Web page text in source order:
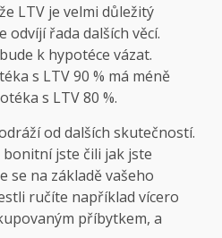
LTV je velmi důležitý
řada dalších věcí.
k hypotéce vázat.
s LTV 90 % má méně
s LTV 80 %.
od dalších skutečností.
jste čili jak jste
se na základě vašeho
ručíte například vícero
příbytkem, a